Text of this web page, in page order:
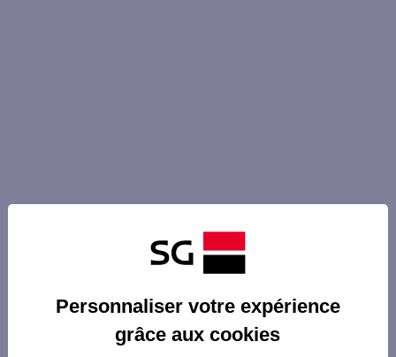
Personnaliser votre expérience
grâce aux cookies